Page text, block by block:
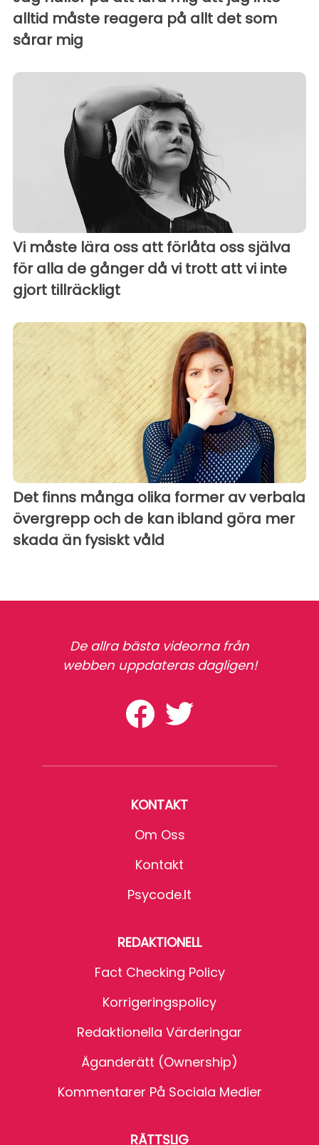
alltid måste reagera på allt det som
sårar mig
Vi måste lära oss att förlåta oss själva
för alla de gånger då vi trott att vi inte
gjort tillräckligt
Det finns många olika former av verbala
övergrepp och de kan ibland göra mer
skada än fysiskt våld
De allra bästa videorna från
webben uppdateras dagligen!
KONTAKT
Om Oss
Kontakt
Psycode.it
REDAKTIONELL
Fact Checking Policy
Korrigeringspolicy
Redaktionella Värderingar
Äganderätt (Ownership)
Kommentarer På Sociala Medier
RÄTTSLIG